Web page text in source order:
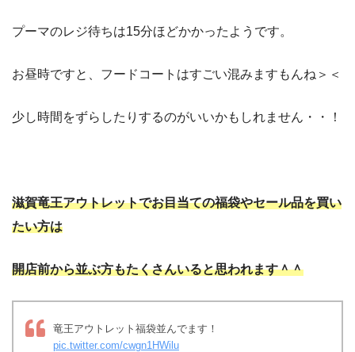
プーマのレジ待ちは15分ほどかかったようです。
お昼時ですと、フードコートはすごい混みますもんね＞＜
少し時間をずらしたりするのがいいかもしれません・・！
滋賀竜王アウトレットでお目当ての福袋やセール品を買い
たい方は
開店前から並ぶ方もたくさんいると思われます＾＾
竜王アウトレット福袋並んでます！
pic.twitter.com/cwgn1HWilu